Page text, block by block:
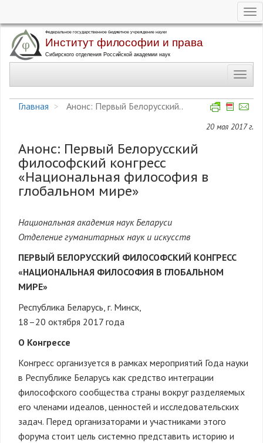
Перейти
основному
Главная
Анонс: Первый Белорусский..
20 мая 2017 г.
Анонс: Первый Белорусский
философский конгресс
«Национальная философия в
глобальном мире»
Национальная академия наук Беларуси
Отделение гуманитарных наук и искусств
ПЕРВЫЙ БЕЛОРУССКИЙ ФИЛОСОФСКИЙ КОНГРЕСС
«НАЦИОНАЛЬНАЯ ФИЛОСОФИЯ В ГЛОБАЛЬНОМ
МИРЕ»
Республика Беларусь, г. Минск,
18–20 октября 2017 года
О Конгрессе
Конгресс организуется в рамках мероприятий Года науки
в Республике Беларусь как средство интеграции
философского сообщества страны вокруг разделяемых
его членами идеалов, ценностей и исследовательских
задач. Перед организаторами и участниками этого
форума стоит цель системно представить историю и